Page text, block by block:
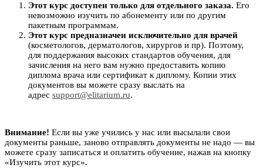
Этот курс доступен только для отдельного заказа. Его
невозможно изучить по абонементу или по другим
пакетным программам.
Этот курс предназначен исключительно для врачей
(косметологов, дерматологов, хирургов и пр). Поэтому,
для поддержания высоких стандартов обучения, для
зачисления на него вам нужно предоставить копию
диплома врача или сертификат к диплому. Копии этих
документов вы можете сразу выслать на
адрес support@elitarium.ru.
Внимание! Если вы уже учились у нас или высылали свои
документы раньше, заново отправлять документы не надо — вы
можете сразу записаться и оплатить обучение, нажав на кнопку
«Изучить этот курс».